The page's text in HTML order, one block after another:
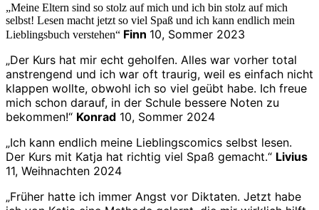
„Meine Eltern sind so stolz auf mich und ich bin stolz auf mich
selbst! Lesen macht jetzt so viel Spaß und ich kann endlich mein
Lieblingsbuch verstehen“ Finn 10, Sommer 2023
„Der Kurs hat mir echt geholfen. Alles war vorher total
anstrengend und ich war oft traurig, weil es einfach nicht
klappen wollte, obwohl ich so viel geübt habe. Ich freue
mich schon darauf, in der Schule bessere Noten zu
bekommen!“ Konrad 10, Sommer 2024
„Ich kann endlich meine Lieblingscomics selbst lesen.
Der Kurs mit Katja hat richtig viel Spaß gemacht.“ Livius
11, Weihnachten 2024
„Früher hatte ich immer Angst vor Diktaten. Jetzt habe